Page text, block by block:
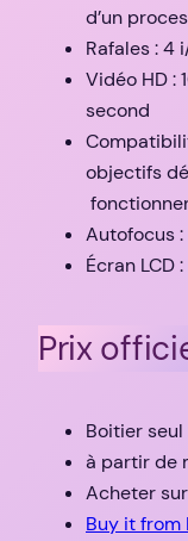
d’un
Rafales : 4
Vidéo HD :
second
objectifs
Autofocus :
Écran LCD
Prix
Boitier
à partir de
Acheter sur
Buy it from